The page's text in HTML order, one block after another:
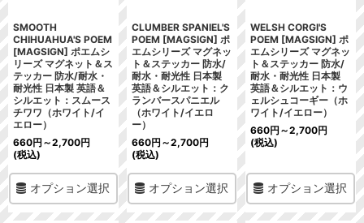
SMOOTH
CHIHUAHUA'S POEM
[MAGSIGN] ポエムシ
リーズ マグネット＆ス
テッカー 防水/耐水・
耐光性 日本製 英語＆
シルエット：スムース
チワワ（ホワイト/イ
エロー）
660円 ～2,700円
(税込)
オプション選択
CLUMBER SPANIEL'S
POEM [MAGSIGN] ポ
エムシリーズ マグネッ
ト＆ステッカー 防水/
耐水・耐光性 日本製
英語＆シルエット：ク
ランバースパニエル
（ホワイト/イエロ
ー）
660円 ～2,700円
(税込)
オプション選択
WELSH CORGI'S
POEM [MAGSIGN] ポ
エムシリーズ マグネッ
ト＆ステッカー 防水/
耐水・耐光性 日本製
英語＆シルエット：ウ
ェルシュコーギー（ホ
ワイト/イエロー）
660円 ～2,700円
(税込)
オプション選択